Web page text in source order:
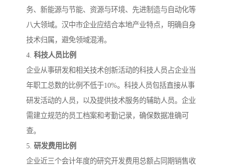
务、新能源与节能、资源与环境、先进制造与自动化等
八大领域。汉中市企业应结合本地产业特点，明确自身
技术归属，避免领域混淆。
4. 科技人员比例
企业从事研发和相关技术创新活动的科技人员占企业当
年职工总数的比例不低于10%。科技人员包括直接从事
研发活动的人员，以及提供技术服务的辅助人员。企业
需建立规范的员工档案和考勤记录，确保数据准确可
查。
5. 研发费用比例
企业近三个会计年度的研究开发费用总额占同期销售收